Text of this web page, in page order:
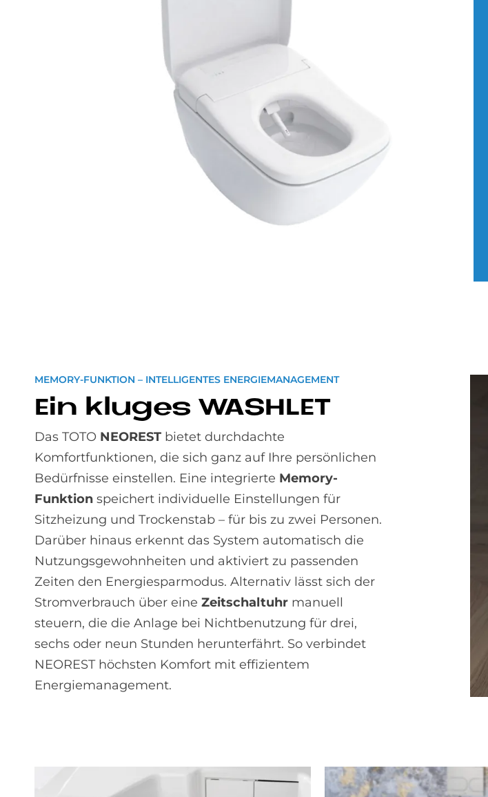
MEMORY-FUNKTION – INTELLIGENTES ENERGIEMANAGEMENT
Ein klu­ges WA­SH­LET
Das TOTO NEOREST bietet durchdachte
Komfortfunktionen, die sich ganz auf Ihre persönlichen
Bedürfnisse einstellen. Eine integrierte Memory-
Funktion speichert individuelle Einstellungen für
Sitzheizung und Trockenstab – für bis zu zwei Personen.
Darüber hinaus erkennt das System automatisch die
Nutzungsgewohnheiten und aktiviert zu passenden
Zeiten den Energiesparmodus. Alternativ lässt sich der
Stromverbrauch über eine Zeitschaltuhr manuell
steuern, die die Anlage bei Nichtbenutzung für drei,
sechs oder neun Stunden herunterfährt. So verbindet
NEOREST höchsten Komfort mit effizientem
Energiemanagement.